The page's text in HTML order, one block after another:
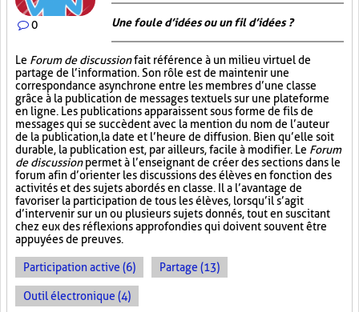
0 Une foule d’idées ou un fil d’idées ?
Le Forum de discussionfait référence à un milieu virtuel de
partage de l’information. Son rôle est de maintenir une
correspondance asynchrone entre les membres d’une classe
grâce à la publication de messages textuels sur une plateforme
en ligne. Les publications apparaissent sous forme de fils de
messages qui se succèdent avec la mention du nom de l’auteur
de la publication, la date et l’heure de diffusion. Bien qu’elle soit
durable, la publication est, par ailleurs, facile à modifier. Le Forum
de discussionpermet à l’enseignant de créer des sections dans le
forum afin d’orienter les discussions des élèves en fonction des
activités et des sujets abordés en classe. Il a l’avantage de
favoriser la participation de tous les élèves, lorsqu’il s’agit
d’intervenir sur un ou plusieurs sujets donnés, tout en suscitant
chez eux des réflexions approfondies qui doivent souvent être
appuyées de preuves.
Participation active (6) Partage (13)
Outil électronique (4)